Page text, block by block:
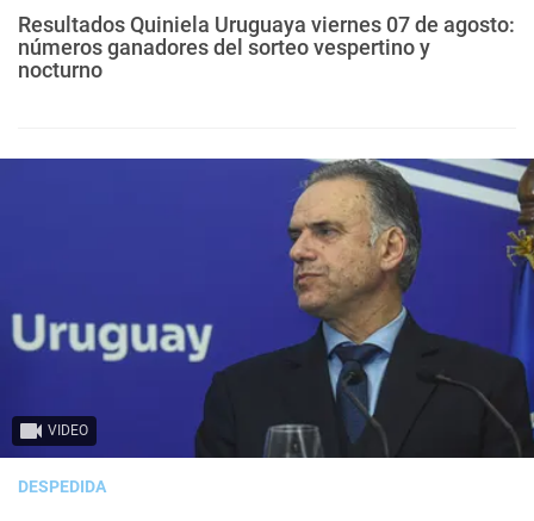
Resultados Quiniela Uruguaya viernes 07 de agosto:
números ganadores del sorteo vespertino y
nocturno
VIDEO
DESPEDIDA